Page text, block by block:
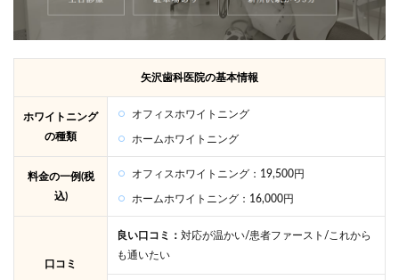
矢沢歯科医院の基本情報
ホワイトニング
の種類
オフィスホワイトニング
ホームホワイトニング
料金の一例(税
込)
オフィスホワイトニング：19,500円
ホームホワイトニング：16,000円
口コミ
良い口コミ： 対応が温かい/患者ファースト/これから
も通いたい